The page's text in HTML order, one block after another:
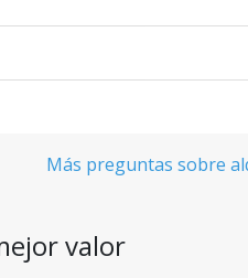
Más preguntas sobre
valor